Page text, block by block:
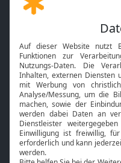
Gott und Bibel erklärt
Neuigkeiten
Bibel TV